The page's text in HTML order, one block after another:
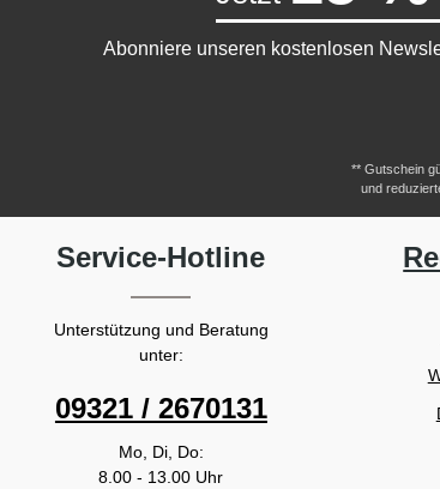
Abonniere unseren kostenlosen
** Gutschein
und
Service-Hotline
Unterstützung und Beratung
unter:
09321 / 2670131
Mo, Di, Do:
8.00 - 13.00 Uhr